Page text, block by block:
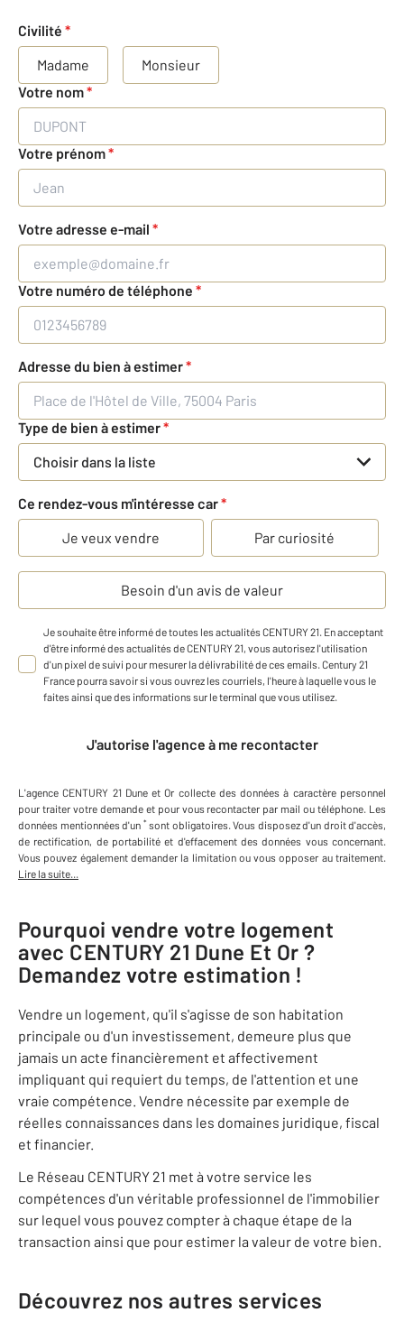
Civilité *
Madame
Monsieur
Votre nom*
Votre prénom*
Votre adresse e-mail *
Votre numéro de téléphone *
Adresse du bien à estimer*
Type de bien à estimer*
Choisir dans la liste
Ce rendez-vous m'intéresse car*
Je veux vendre
Par curiosité
Besoin d'un avis de valeur
Je souhaite être informé de toutes les actualités CENTURY 21. En acceptant
d'être informé des actualités de CENTURY 21, vous autorisez l'utilisation
d'un pixel de suivi pour mesurer la délivrabilité de ces emails. Century 21
France pourra savoir si vous ouvrez les courriels, l'heure à laquelle vous le
faites ainsi que des informations sur le terminal que vous utilisez.
J'autorise l'agence à me recontacter
L'agence CENTURY 21 Dune et Or collecte des données à caractère personnel
pour traiter votre demande et pour vous recontacter par mail ou téléphone. Les
données mentionnées d'un * sont obligatoires. Vous disposez d'un droit d'accès,
de rectification, de portabilité et d'effacement des données vous concernant.
Vous pouvez également demander la limitation ou vous opposer au traitement.
Lire la suite...
Pourquoi vendre votre logement
avec CENTURY 21 Dune Et Or ?
Demandez votre estimation !
Vendre un logement, qu'il s'agisse de son habitation
principale ou d'un investissement, demeure plus que
jamais un acte financièrement et affectivement
impliquant qui requiert du temps, de l'attention et une
vraie compétence. Vendre nécessite par exemple de
réelles connaissances dans les domaines juridique, fiscal
et financier.
Le Réseau CENTURY 21 met à votre service les
compétences d'un véritable professionnel de l'immobilier
sur lequel vous pouvez compter à chaque étape de la
transaction ainsi que pour estimer la valeur de votre bien.
Découvrez nos autres services